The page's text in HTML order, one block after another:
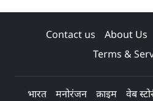
Contact us About Us
Terms &
भारत मनोरंजन क्राइम वेब